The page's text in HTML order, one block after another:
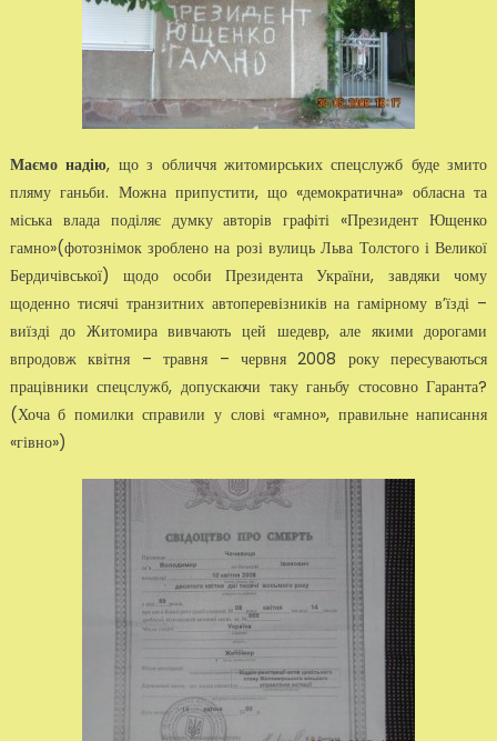
Маємо надію, що з обличчя житомирських спецслужб буде змито
пля­му ганьби. Можна припустити, що «демократична» обласна та
міська влада поділяє думку авторів графіті «Президент Ющенко
гамно»(фо­тознімок зроблено на розі вулиць Льва Толстого і Великої
Бердичівської) щодо особи Президента України, завдяки чому
щоденно тисячі тран­зитних автоперевізників на гамірному в’їзді –
виїзді до Житомира вив­чають цей шедевр, але якими дорогами
впродовж квітня – травня – червня 2008 року пересуваються
працівники спецслужб, допускаючи та­ку ганьбу стосовно Гаранта?
(Хоча б помилки справили у слові «гам­но», правильне написання
«гівно»)